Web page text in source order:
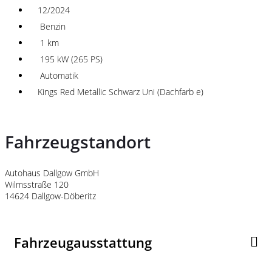
12/2024
Benzin
1 km
195 kW (265 PS)
Automatik
Kings Red Metallic Schwarz Uni (Dachfarb e)
Fahrzeugstandort
Autohaus Dallgow GmbH
Wilmsstraße 120
14624 Dallgow-Döberitz
Fahrzeugausstattung